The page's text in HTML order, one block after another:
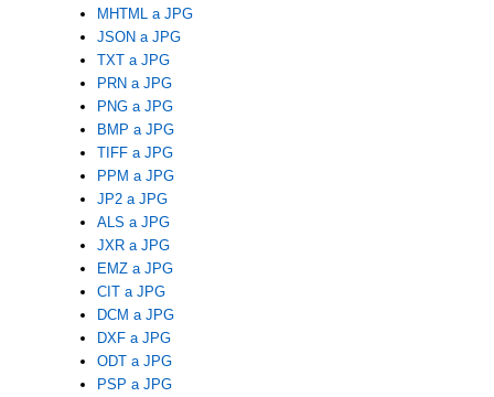
MHTML a JPG
JSON a JPG
TXT a JPG
PRN a JPG
PNG a JPG
BMP a JPG
TIFF a JPG
PPM a JPG
JP2 a JPG
ALS a JPG
JXR a JPG
EMZ a JPG
CIT a JPG
DCM a JPG
DXF a JPG
ODT a JPG
PSP a JPG